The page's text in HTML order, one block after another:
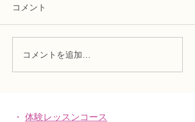
趣味で楽しむフラワーレ
ッスン、アーティフィシ
コメント
コメントを追加…
・ 体験レッスンコース